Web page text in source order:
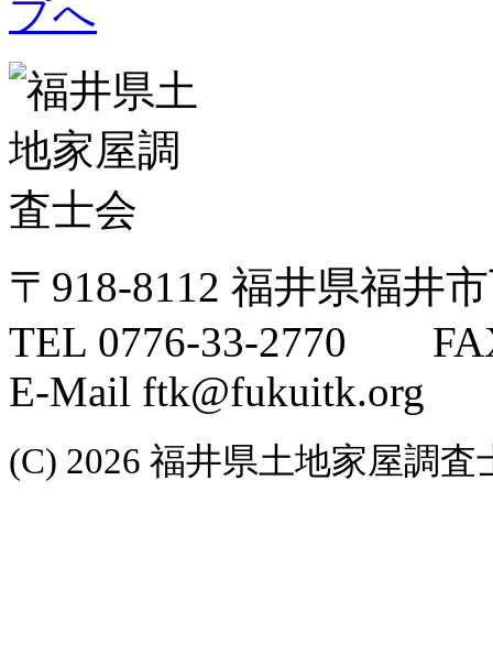
〒918-8112 福井県福井
TEL 0776-33-2770
E-Mail ftk@fukuitk.org
(C) 2026 福井県土地家屋調査